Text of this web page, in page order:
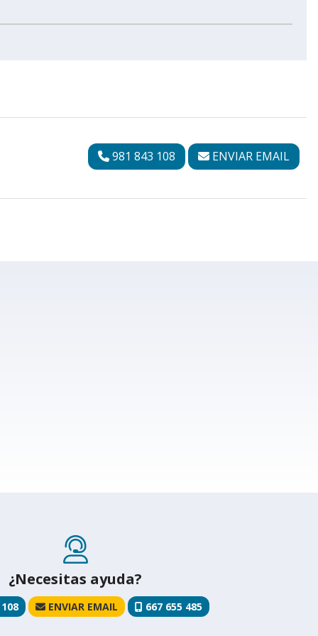
981 843 108 ENVIAR EMAIL
¿Necesitas ayuda?
ENVIAR EMAIL 667 655 485